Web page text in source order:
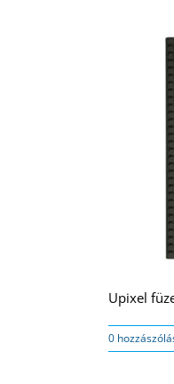
Upixel
0